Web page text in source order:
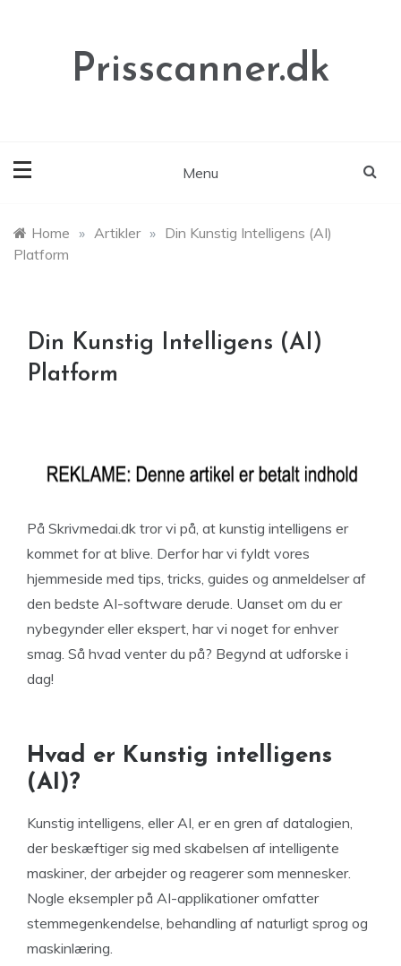
Prisscanner.dk
Menu
Home » Artikler » Din Kunstig Intelligens (AI)
Platform
Din Kunstig Intelligens (AI)
Platform
På Skrivmedai.dk tror vi på, at kunstig intelligens er
kommet for at blive. Derfor har vi fyldt vores
hjemmeside med tips, tricks, guides og anmeldelser af
den bedste AI-software derude. Uanset om du er
nybegynder eller ekspert, har vi noget for enhver
smag. Så hvad venter du på? Begynd at udforske i
dag!
Hvad er Kunstig intelligens
(AI)?
Kunstig intelligens, eller AI, er en gren af datalogien,
der beskæftiger sig med skabelsen af intelligente
maskiner, der arbejder og reagerer som mennesker.
Nogle eksempler på AI-applikationer omfatter
stemmegenkendelse, behandling af naturligt sprog og
maskinlæring.